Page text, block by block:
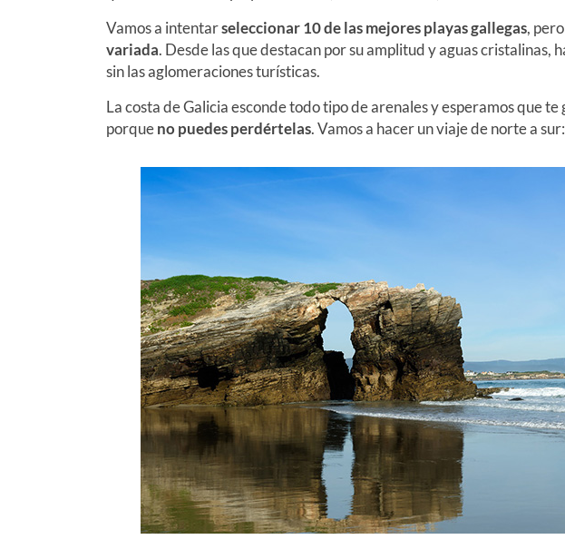
Vamos a intentarseleccionar 10 de las mejores playas gallegas,
variada. Desde las que destacan por su amplitud y aguas cristalinas,
sin las aglomeraciones turísticas.
La costa de Galicia esconde todo tipo de arenales y esperamos que
porqueno puedes perdértelas. Vamos a hacer un viaje de norte a sur: